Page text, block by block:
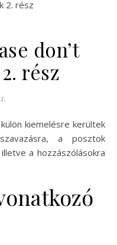
don’t
rész
a posztok
a hozzászólásokra